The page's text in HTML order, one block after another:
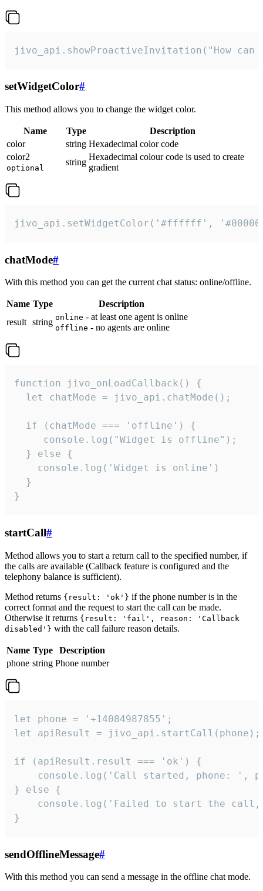
jivo_api.showProactiveInvitation("How
setWidgetColor#
This method allows you to change the widget color.
Name Type
Description
color
string Hexadecimal color code
color2
optional
string
Hexadecimal colour code is used to create
gradient
jivo_api.setWidgetColor('#ffffff',
chatMode#
With this method you can get the current chat status: online/offline.
Name Type
Description
result string online - at least one agent is online
offline - no agents are online
function jivo_onLoadCallback() {
  let chatMode = jivo_api.chatMode();
  if (chatMode === 'offline') {
     console.log("Widget is offline");
  } else {
    console.log('Widget is online')
  }
}
startCall#
Method allows you to start a return call to the specified number, if
the calls are available (Callback feature is configured and the
telephony balance is sufficient).
Method returns {result: 'ok'} if the phone number is in the
correct format and the request to start the call can be made.
Otherwise it returns {result: 'fail', reason: 'Callback
disabled'} with the call failure reason details.
Name Type
Description
phone string Phone number
let phone = '+14084987855';
let apiResult = jivo_api.startCall(phone);
if (apiResult.result === 'ok') {
console.log('Call started, phone: ',
} else {
console.log('Failed to start the
}
sendOfflineMessage#
With this method you can send a message in the offline chat mode.